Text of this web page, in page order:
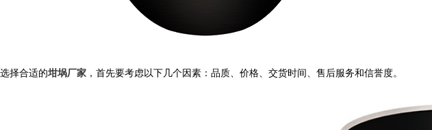
选择合适的坩埚厂家 ，首先要考虑以下几个因素：品质、价格、交货时间、售后服务和信誉度。